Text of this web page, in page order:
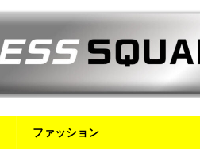
ファッション